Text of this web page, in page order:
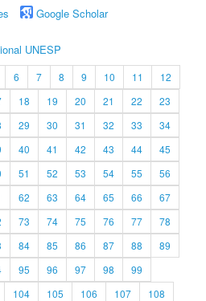
Google Scholar
UNESP
6 7 8 9 10 11
12
18 19 20 21 22
23
29 30 31 32 33
34
40 41 42 43 44
45
51 52 53 54 55
56
62 63 64 65 66
67
73 74 75 76 77
78
84 85 86 87 88
89
95 96 97 98
99
104 105 106 107
108